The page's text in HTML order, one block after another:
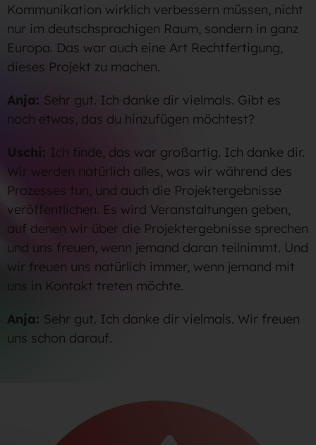
Kommunikation wirklich verbessern müssen, nicht
nur im deutschsprachigen Raum, sondern in ganz
Europa. Das war auch eine Art Rechtfertigung,
dieses Projekt zu machen.
Anja: Sehr gut. Ich danke dir vielmals. Gibt es
noch etwas, das du hinzufügen möchtest?
Uschi: Ich finde, das war großartig. Ich danke dir.
Wir werden natürlich alles, was wir während des
Prozesses tun, und auch die Projektergebnisse
veröffentlichen. Es wird Veranstaltungen geben,
auf denen wir über die Projektergebnisse sprechen
und uns freuen, wenn jemand daran teilnimmt. Und
wir freuen uns natürlich immer, wenn jemand mit
uns in Kontakt treten möchte.
Anja: Sehr gut. Ich danke dir vielmals. Wir freuen
uns schon darauf.